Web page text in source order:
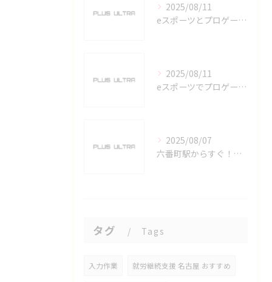
2025/08/11
eスポーツとプロゲーマーを六番町駅で目指すための実践ガイド
2025/08/11
eスポーツでプロゲーマーを目指す愛知県名古屋市の最新キャリアガイド
2025/08/07
六番町駅からすぐ！名古屋のeスポーツ施設で快適なプレイ環境を確保
タグ Tags
入力作業 就労継続支援 名古屋 おすすめ